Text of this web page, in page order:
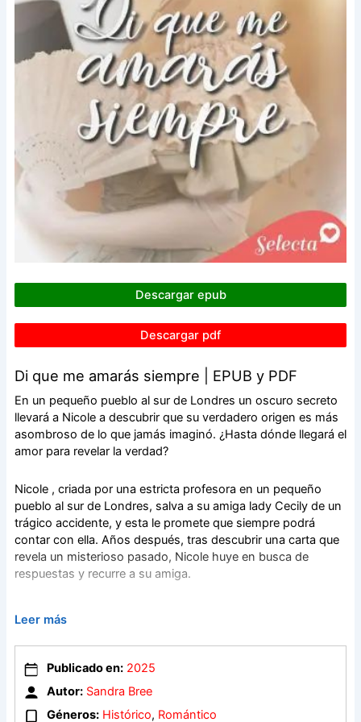
Descargar epub
Descargar pdf
Di que me amarás siempre | EPUB y PDF
En un pequeño pueblo al sur de Londres un oscuro secreto
llevará a Nicole a descubrir que su verdadero origen es más
asombroso de lo que jamás imaginó. ¿Hasta dónde llegará el
amor para revelar la verdad?
Nicole , criada por una estricta profesora en un pequeño
pueblo al sur de Londres, salva a su amiga lady Cecily de un
trágico accidente, y esta le promete que siempre podrá
contar con ella. Años después, tras descubrir una carta que
revela un misterioso pasado, Nicole huye en busca de
respuestas y recurre a su amiga.
Junto con Jacob , un joven noble, hijo del Conde de
Blackwood y veterinario, Nicole comienza a desentrañar la
verdad sobre su origen.
Jacob, para quien las palabras «te amo» parecen no existir
en su vocabulario, se enfrenta a sus propios sentimientos
cuando conoce a Nicole, alguien muy por debajo de su clase
Leer más
Publicado en: 2025
Autor: Sandra Bree
Géneros: Histórico, Romántico